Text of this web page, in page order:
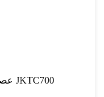
عصارات حمضيات 220-240 فولت JKTC700